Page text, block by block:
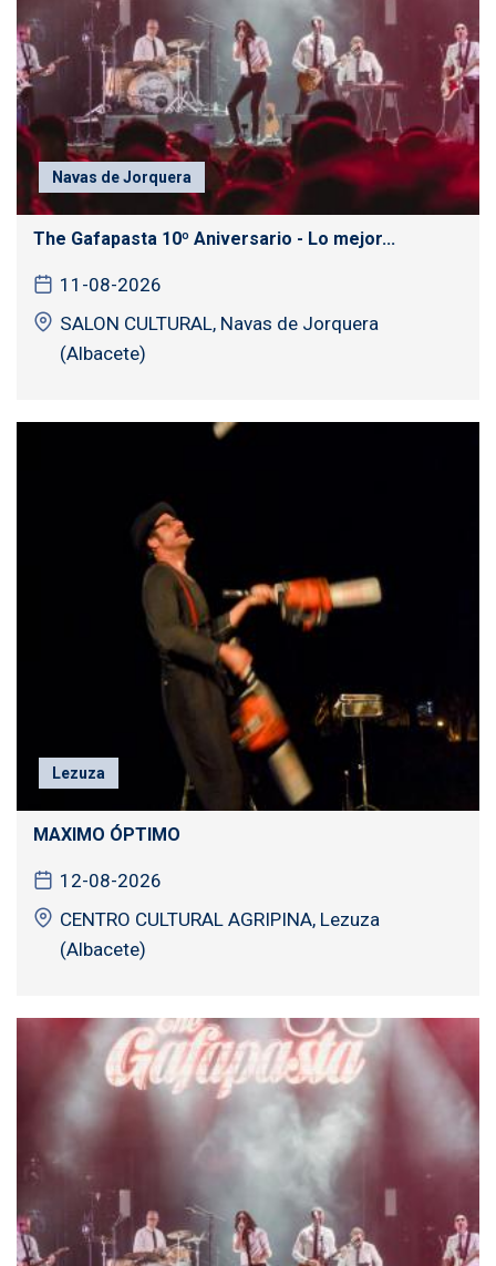
Navas de Jorquera
The Gafapasta 10º Aniversario - Lo mejor...
11-08-2026
SALON CULTURAL, Navas de Jorquera
(Albacete)
Lezuza
MAXIMO ÓPTIMO
12-08-2026
CENTRO CULTURAL AGRIPINA, Lezuza
(Albacete)